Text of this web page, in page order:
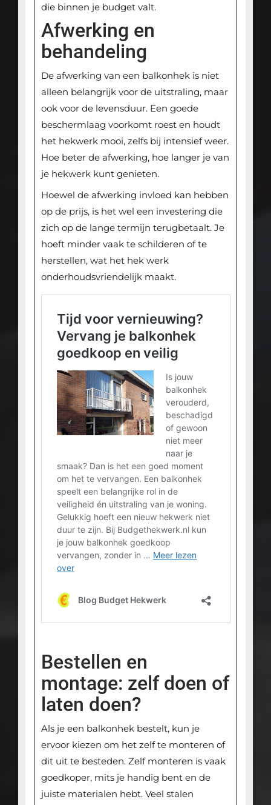
die binnen je budget valt.
Afwerking en
behandeling
De afwerking van een balkonhek is niet
alleen belangrijk voor de uitstraling, maar
ook voor de levensduur. Een goede
beschermlaag voorkomt roest en houdt
het hekwerk mooi, zelfs bij intensief weer.
Hoe beter de afwerking, hoe langer je van
je hekwerk kunt genieten.
Hoewel de afwerking invloed kan hebben
op de prijs, is het wel een investering die
zich op de lange termijn terugbetaalt. Je
hoeft minder vaak te schilderen of te
herstellen, wat het hek werk
onderhoudsvriendelijk maakt.
Bestellen en
montage: zelf doen of
laten doen?
Als je een balkonhek bestelt, kun je
ervoor kiezen om het zelf te monteren of
dit uit te besteden. Zelf monteren is vaak
goedkoper, mits je handig bent en de
juiste materialen hebt. Veel stalen